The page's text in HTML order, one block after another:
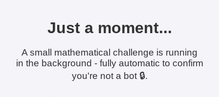
Just a moment...
A small mathematical challenge is running
in the background - fully automatic to confirm
you're not a bot 🔒.